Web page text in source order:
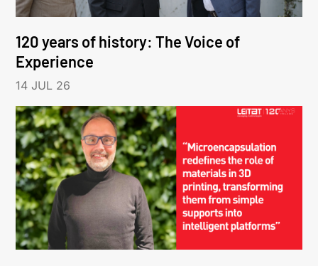
120 years of history: The Voice of
Experience
14 JUL 26